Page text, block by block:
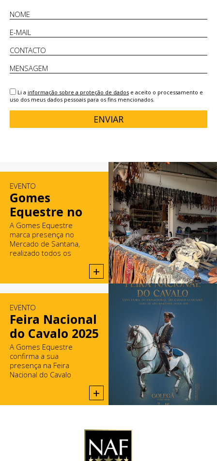
Li a informação sobre a proteção de dados e aceito o processamento e
uso dos meus dados pessoais para os fins mencionados.
ENVIAR
EVENTO
Gomes
Equestre no
Mercado de
Santana
A Gomes Equestre
marca presença no
Mercado de Santana,
realizado todos os
+
EVENTO
Feira Nacional
do Cavalo 2025
A Gomes Equestre
confirma a sua
presença na Feira
Nacional do Cavalo
+